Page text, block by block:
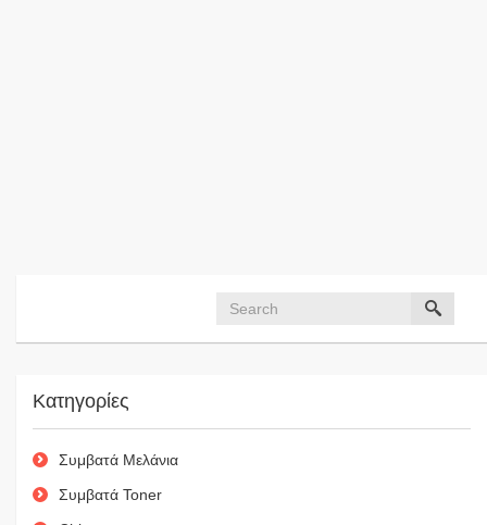
Κατηγορίες
Συμβατά Μελάνια
Συμβατά Toner